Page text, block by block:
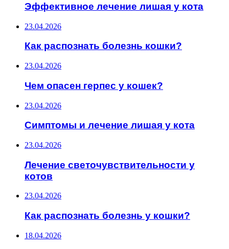
Эффективное лечение лишая у кота
23.04.2026
Как распознать болезнь кошки?
23.04.2026
Чем опасен герпес у кошек?
23.04.2026
Симптомы и лечение лишая у кота
23.04.2026
Лечение светочувствительности у
котов
23.04.2026
Как распознать болезнь у кошки?
18.04.2026